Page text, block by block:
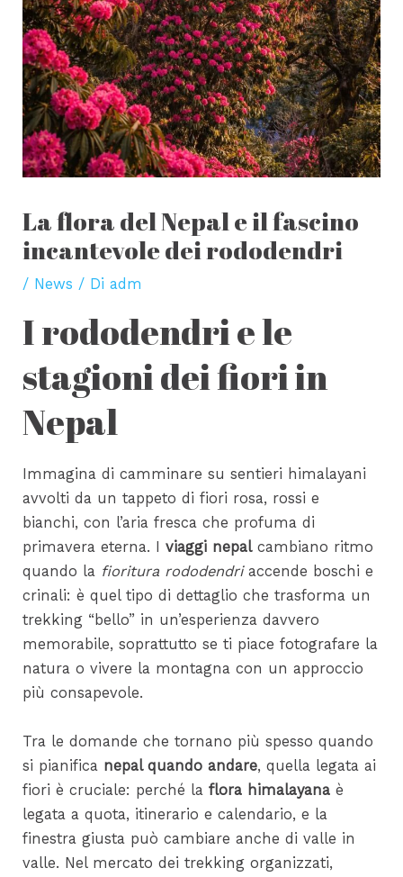
La flora del Nepal e il fascino
incantevole dei rododendri
/ News / Diadm
I rododendri e le
stagioni dei fiori in
Nepal
Immagina di camminare su sentieri himalayani
avvolti da un tappeto di fiori rosa, rossi e
bianchi, con l’aria fresca che profuma di
primavera eterna. Iviaggi nepalcambiano ritmo
quando la fioritura rododendriaccende boschi e
crinali: è quel tipo di dettaglio che trasforma un
trekking “bello” in un’esperienza davvero
memorabile, soprattutto se ti piace fotografare la
natura o vivere la montagna con un approccio
più consapevole.
Tra le domande che tornano più spesso quando
si pianifica nepal quando andare, quella legata ai
fiori è cruciale: perché laflora himalayana è
legata a quota, itinerario e calendario, e la
finestra giusta può cambiare anche di valle in
valle. Nel mercato dei trekking organizzati,